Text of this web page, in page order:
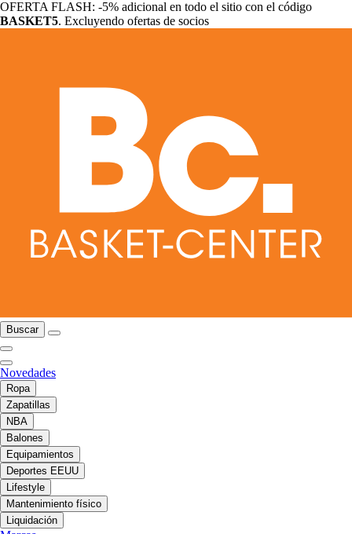
OFERTA FLASH: -5% adicional en todo el sitio con el código
BASKET5. Excluyendo ofertas de socios
Buscar
Novedades
Ropa
Zapatillas
NBA
Balones
Equipamientos
Deportes EEUU
Lifestyle
Mantenimiento físico
Liquidación